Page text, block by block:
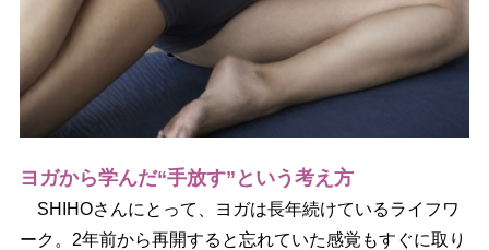
ヨガから学んだ“手放す”という考え方
SHIHOさんにとって、ヨガは長年続けているライフワ
ーク。2年前から再開すると忘れていた感覚もすぐに取り